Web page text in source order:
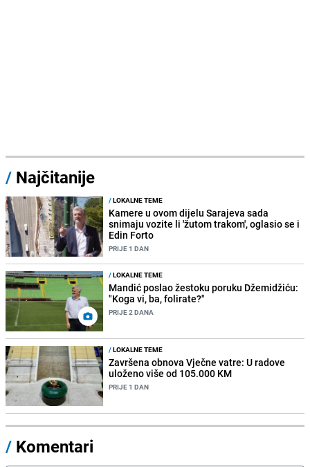
/ Najčitanije
/LOKALNE TEME
Kamere u ovom dijelu Sarajeva sada
snimaju vozite li 'žutom trakom', oglasio se i
Edin Forto
PRIJE 1 DAN
/LOKALNE TEME
Mandić poslao žestoku poruku Džemidžiću:
"Koga vi, ba, folirate?"
PRIJE 2 DANA
/LOKALNE TEME
Završena obnova Vječne vatre: U radove
uloženo više od 105.000 KM
PRIJE 1 DAN
/ Komentari